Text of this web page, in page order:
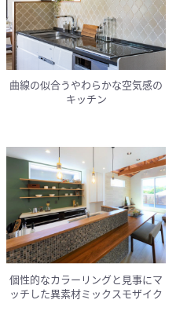
曲線の似合うやわらかな空気感の
キッチン
個性的なカラーリングと見事にマ
ッチした異素材ミックスモザイク